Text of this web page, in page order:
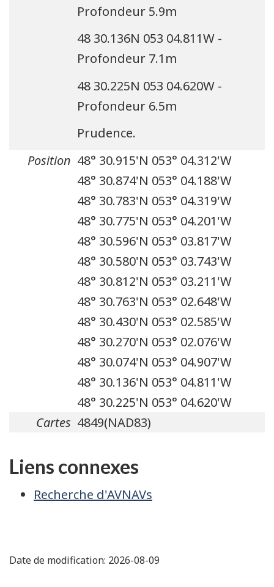
Profondeur 5.9m
48 30.136N 053 04.811W -
Profondeur 7.1m
48 30.225N 053 04.620W -
Profondeur 6.5m
Prudence.
Position 48° 30.915'N 053° 04.312'W
48° 30.874'N 053° 04.188'W
48° 30.783'N 053° 04.319'W
48° 30.775'N 053° 04.201'W
48° 30.596'N 053° 03.817'W
48° 30.580'N 053° 03.743'W
48° 30.812'N 053° 03.211'W
48° 30.763'N 053° 02.648'W
48° 30.430'N 053° 02.585'W
48° 30.270'N 053° 02.076'W
48° 30.074'N 053° 04.907'W
48° 30.136'N 053° 04.811'W
48° 30.225'N 053° 04.620'W
Cartes 4849(NAD83)
Liens connexes
Recherche d'AVNAVs
Date de modification: 2026-08-09